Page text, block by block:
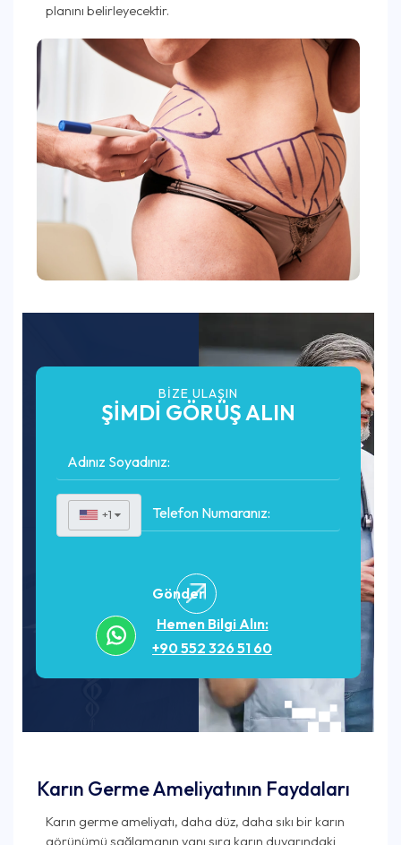
planını belirleyecektir.
BIZE ULAŞIN
ŞİMDİ GÖRÜŞ ALIN
+1 ▼
Gönder
Hemen Bilgi Alın:
+90 552 326 51 60
Karın Germe Ameliyatının Faydaları
Karın germe ameliyatı, daha düz, daha sıkı bir karın
görünümü sağlamanın yanı sıra karın duvarındaki